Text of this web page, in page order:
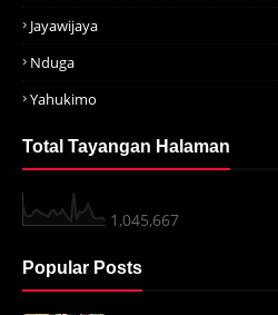
Jayawijaya
Nduga
Yahukimo
Total Tayangan Halaman
1,045,667
Popular Posts